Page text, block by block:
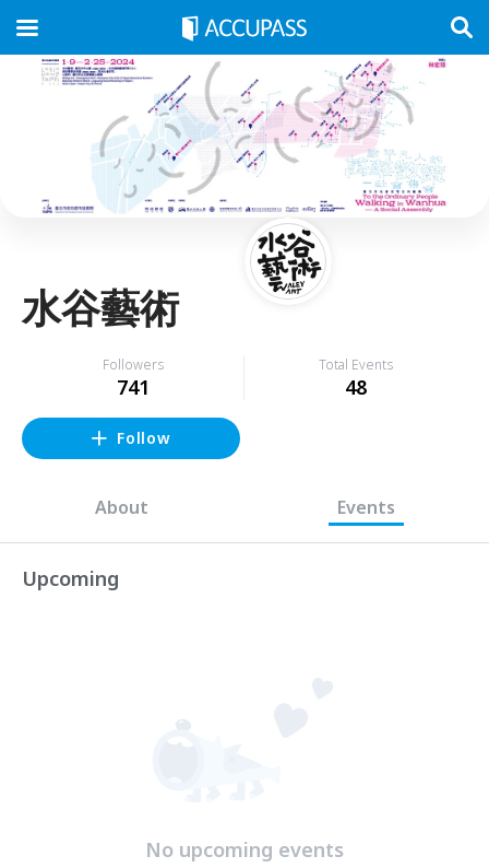
水谷藝術
Followers
741
Total Events
48
Follow
About Events
Upcoming
No upcoming events